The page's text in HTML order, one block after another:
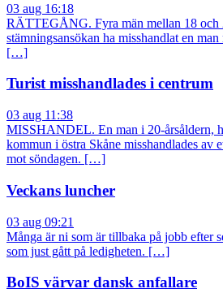
03 aug 16:18
RÄTTEGÅNG. Fyra män mellan 18 och
stämningsansökan ha misshandlat en
[…]
Turist misshandlades i centrum
03 aug 11:38
MISSHANDEL. En man i 20-årsåldern,
kommun i östra Skåne misshandlades av
mot söndagen. […]
Veckans luncher
03 aug 09:21
Många är ni som är tillbaka på jobb efter
som just gått på ledigheten. […]
BoIS värvar dansk anfallare